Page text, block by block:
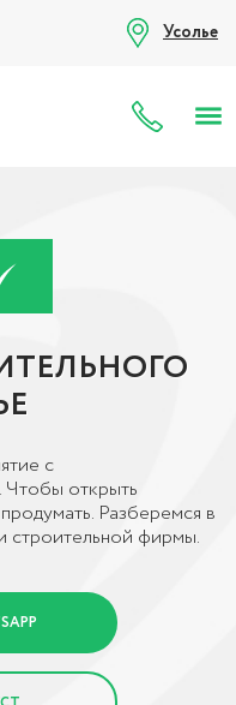
Усолье
8
с
открыть
Разберемся в
строительной фирмы.